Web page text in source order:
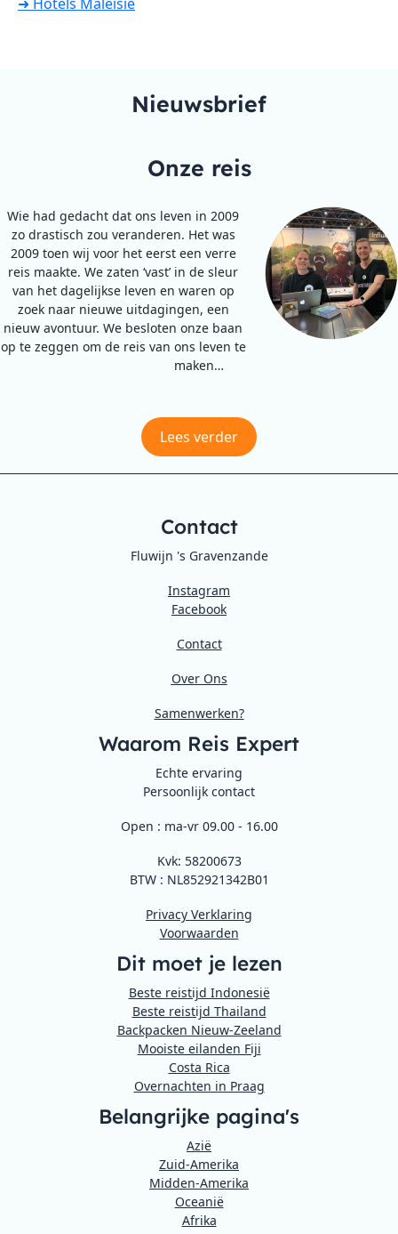
Nieuwsbrief
Onze reis
Wie had gedacht dat ons leven in 2009
zo drastisch zou veranderen. Het was
2009 toen wij voor het eerst een verre
reis maakte. We zaten ‘vast’ in de sleur
van het dagelijkse leven en waren op
zoek naar nieuwe uitdagingen, een
nieuw avontuur. We besloten onze baan
op te zeggen om de reis van ons leven te
maken…
Lees verder
Contact
Fluwijn 's Gravenzande
Instagram
Facebook
Contact
Over Ons
Samenwerken?
Waarom Reis Expert
Echte ervaring
Persoonlijk contact
Open : ma-vr 09.00 - 16.00
Kvk: 58200673
BTW : NL852921342B01
Privacy Verklaring
Voorwaarden
Dit moet je lezen
Beste reistijd Indonesië
Beste reistijd Thailand
Backpacken Nieuw-Zeeland
Mooiste eilanden Fiji
Costa Rica
Overnachten in Praag
Belangrijke pagina's
Azië
Zuid-Amerika
Midden-Amerika
Oceanië
Afrika